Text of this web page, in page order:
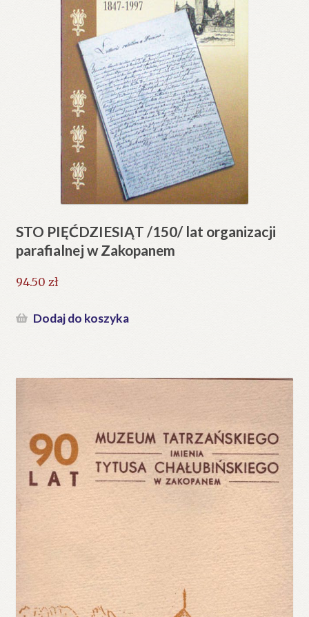
STO PIĘĆDZIESIĄT /150/ lat organizacji
parafialnej w Zakopanem
94.50 zł
Dodaj do koszyka